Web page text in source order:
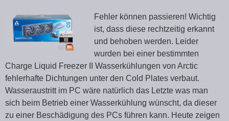
Fehler können passieren! Wichtig
ist, dass diese rechtzeitig erkannt
und behoben werden. Leider
wurden bei einer bestimmten
Charge Liquid Freezer II Wasserkühlungen von Arctic
fehlerhafte Dichtungen unter den Cold Plates verbaut.
Wasseraustritt im PC wäre natürlich das Letzte was man
sich beim Betrieb einer Wasserkühlung wünscht, da dieser
zu einer Beschädigung des PCs führen kann. Heute zeigen